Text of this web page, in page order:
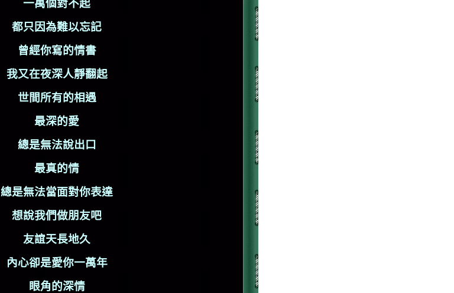
一萬個對不起
都只因為難以忘記
曾經你寫的情書
我又在夜深人靜翻起
世間所有的相遇
最深的愛
總是無法說出口
最真的情
總是無法當面對你表達
想說我們做朋友吧
友誼天長地久
內心卻是愛你一萬年
眼角的深情